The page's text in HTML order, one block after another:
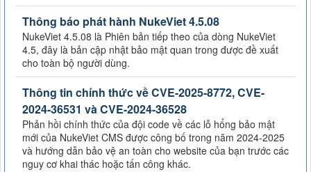
Thông báo phát hành NukeViet 4.5.08
NukeViet 4.5.08 là Phiên bản tiếp theo của dòng NukeViet
4.5, đây là bản cập nhật bảo mật quan trong được đề xuất
cho toàn bộ người dùng.
Thông tin chính thức về CVE-2025-8772, CVE-
2024-36531 và CVE-2024-36528
Phản hồi chính thức của đội code về các lỗ hổng bảo mật
mới của NukeViet CMS được công bố trong năm 2024-2025
và hướng dẫn bảo vệ an toàn cho website của bạn trước các
nguy cơ khai thác hoặc tấn công khác.